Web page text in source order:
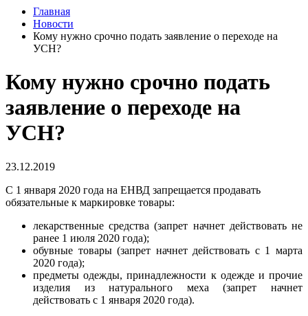
Главная
Новости
Кому нужно срочно подать заявление о переходе на
УСН?
Кому нужно срочно подать
заявление о переходе на
УСН?
23.12.2019
С 1 января 2020 года на ЕНВД запрещается продавать
обязательные к маркировке товары:
лекарственные средства (запрет начнет действовать не
ранее 1 июля 2020 года);
обувные товары (запрет начнет действовать с 1 марта
2020 года);
предметы одежды, принадлежности к одежде и прочие
изделия из натурального меха (запрет начнет
действовать с 1 января 2020 года).